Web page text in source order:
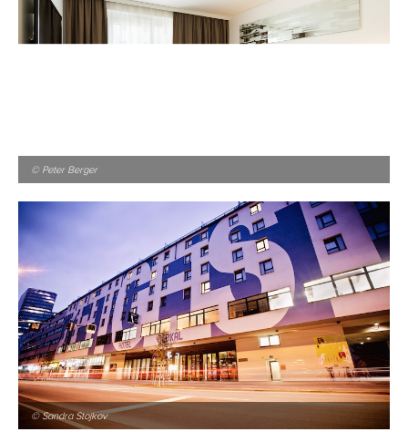
© Peter Berger
© Sandra Stojkov